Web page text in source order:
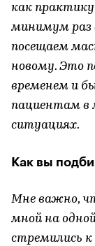
как
минимум раз
посещаем
новому. Это
временем и
пациентам в
ситуациях.
Как вы
Мне важно,
мной на
стремились